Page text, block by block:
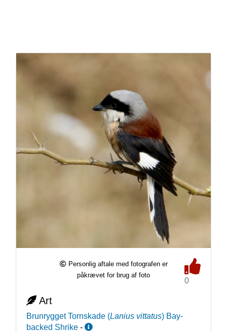
Personlig aftale med fotografen er
påkrævet for brug af foto
0
Art
Brunrygget Tornskade (Lanius vittatus) Bay-
backed Shrike -